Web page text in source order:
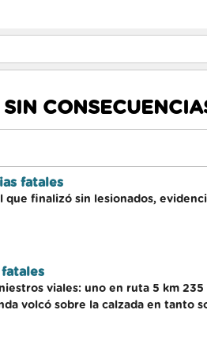
fatales
finalizó sin lesionados,
viales: uno en ruta 5 km
volcó sobre la calzada en tanto